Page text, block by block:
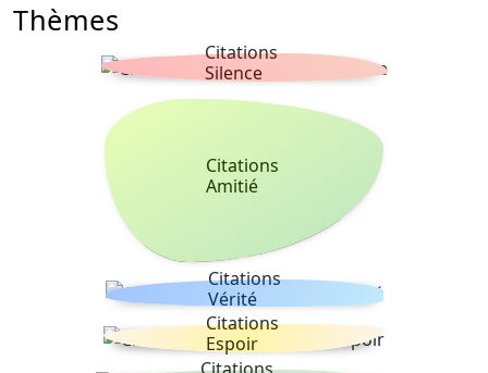
Thèmes
Citations
Silence
Citations
Amitié
Citations
Vérité
Citations
Espoir